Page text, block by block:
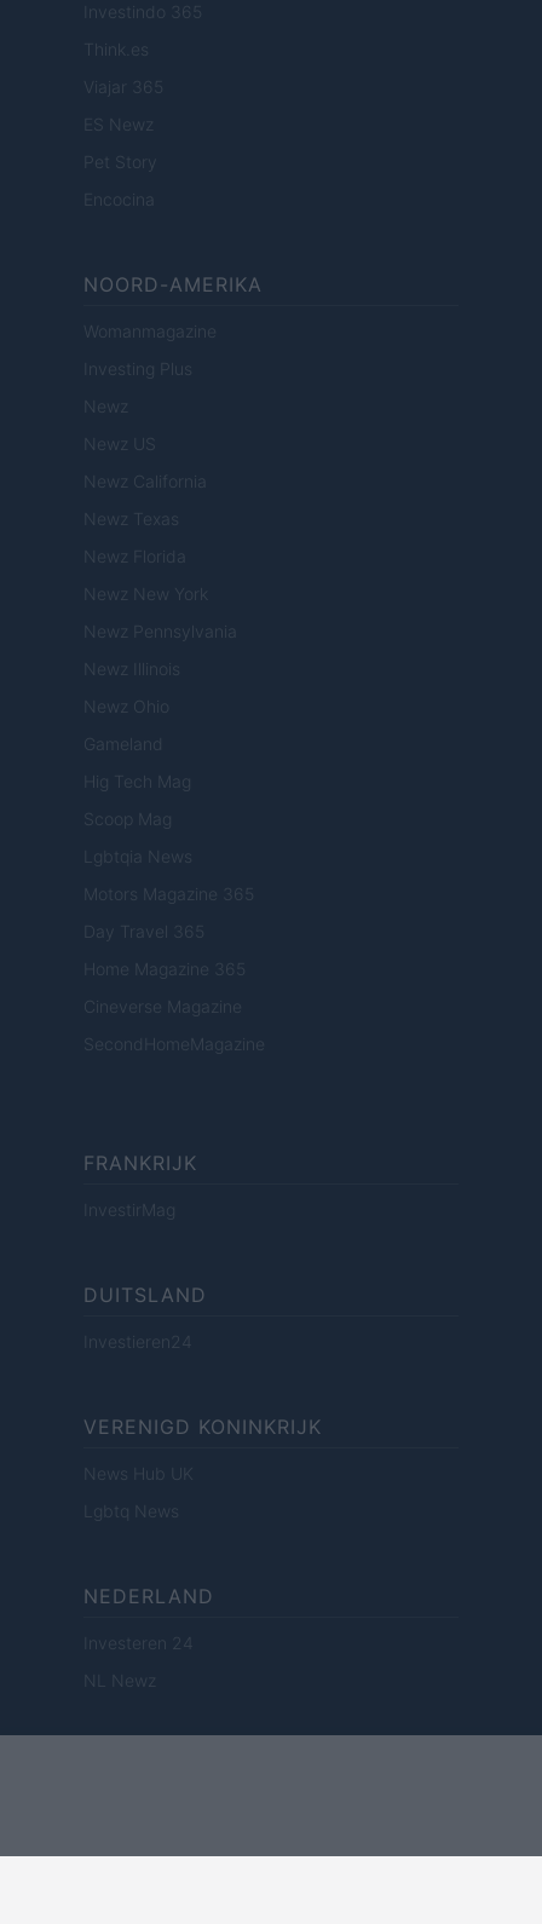
Investindo 365
Think.es
Viajar 365
ES Newz
Pet Story
Encocina
NOORD-AMERIKA
Womanmagazine
Investing Plus
Newz
Newz US
Newz California
Newz Texas
Newz Florida
Newz New York
Newz Pennsylvania
Newz Illinois
Newz Ohio
Gameland
Hig Tech Mag
Scoop Mag
Lgbtqia News
Motors Magazine 365
Day Travel 365
Home Magazine 365
Cineverse Magazine
SecondHomeMagazine
FRANKRIJK
InvestirMag
DUITSLAND
Investieren24
VERENIGD KONINKRIJK
News Hub UK
Lgbtq News
NEDERLAND
Investeren 24
NL Newz